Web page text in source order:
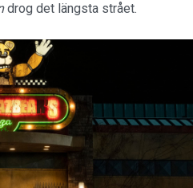
drog det längsta strået.